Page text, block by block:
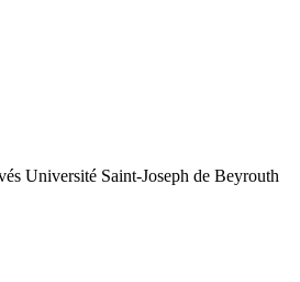
Université Saint-Joseph de Beyrouth